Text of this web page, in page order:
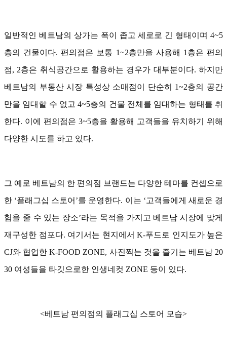
일반적인 베트남의 상가는 폭이 좁고 세로로 긴 형태이며 4~5
층의 건물이다. 편의점은 보통 1~2층만을 사용해 1층은 편의
점, 2층은 취식공간으로 활용하는 경우가 대부분이다. 하지만
베트남의 부동산 시장 특성상 소매점이 단순히 1~2층의 공간
만을 임대할 수 없고 4~5층의 건물 전체를 임대하는 형태를 취
한다. 이에 편의점은 3~5층을 활용해 고객들을 유치하기 위해
다양한 시도를 하고 있다.
그 예로 베트남의 한 편의점 브랜드는 다양한 테마를 컨셉으로
한 ‘플래그십 스토어’를 운영한다. 이는 ‘고객들에게 새로운 경
험을 줄 수 있는 장소’라는 목적을 가지고 베트남 시장에 맞게
재구성한 점포다. 여기서는 현지에서 K-푸드로 인지도가 높은
CJ와 협업한 K-FOOD ZONE, 사진찍는 것을 즐기는 베트남 20
30 여성들을 타깃으로한 인생네컷 ZONE 등이 있다.
<베트남 편의점의 플래그십 스토어 모습>